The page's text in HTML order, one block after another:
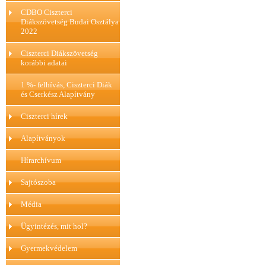
CDBO Ciszterci
Diákszövetség Budai Osztálya
2022
Ciszterci Diákszövetség
korábbi adatai
1 %- felhívás, Ciszterci Diák
és Cserkész Alapítvány
Ciszterci hírek
Alapítványok
Hírarchívum
Sajtószoba
Média
Ügyintézés, mit hol?
Gyermekvédelem